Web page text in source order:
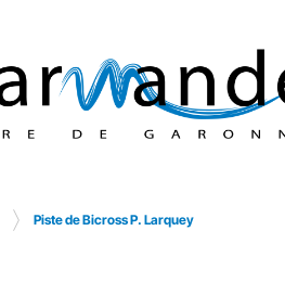
Piste de Bicross P. Larquey